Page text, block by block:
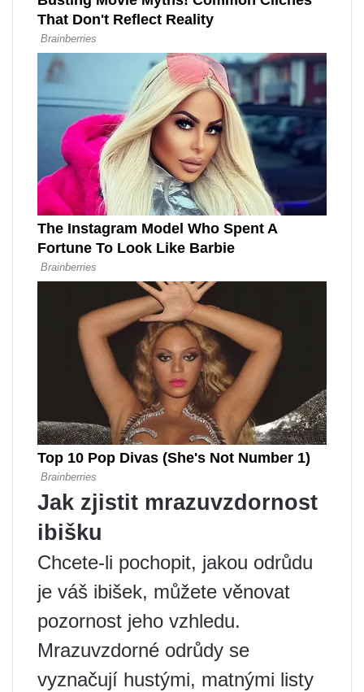
Jak zjistit mrazuvzdornost
ibišku
Chcete-li pochopit, jakou odrůdu
je váš ibišek, můžete věnovat
pozornost jeho vzhledu.
Mrazuvzdorné odrůdy se
vyznačují hustými, matnými listy